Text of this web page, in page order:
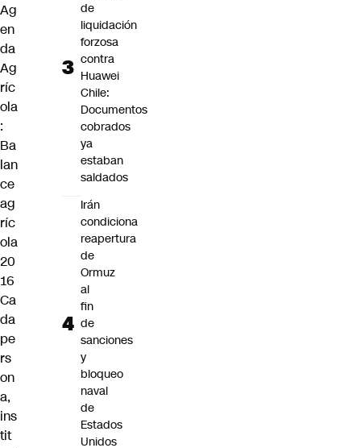
Ag
en
da
Ag
ríc
ola
:
Ba
lan
ce
ag
ríc
ola
20
16
Ca
da
pe
rs
on
a,
ins
tit
de
liquidación
forzosa
contra
Huawei
Chile:
Documentos
cobrados
ya
estaban
saldados
Irán
condiciona
reapertura
de
Ormuz
al
fin
de
sanciones
y
bloqueo
naval
de
Estados
Unidos